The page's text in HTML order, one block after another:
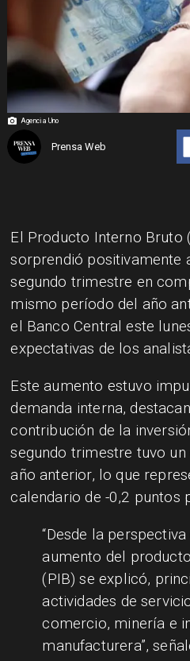
Agencia Uno
Prensa Web
El Producto Interno Bruto
sorprendió positivamente
segundo trimestre en
mismo período del año
el Banco Central este
expectativas de los
Este aumento estuvo
demanda interna,
contribución de la
segundo trimestre tuvo
año anterior, lo que
calendario de -0,2 puntos
“Desde la
aumento del
(PIB) se explicó,
actividades de
comercio, minería e
manufacturera”,